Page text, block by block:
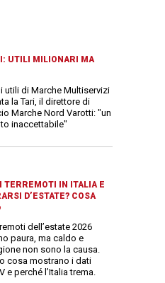
UTILI MILIONARI MA
utili di Marche Multiservizi
la Tari, il direttore di
Marche Nord Varotti: "un
inaccettabile"
TERREMOTI IN ITALIA E
D’ESTATE? COSA
dell’estate 2026
paura, ma caldo e
non sono la causa.
cosa mostrano i dati
e perché l’Italia trema.